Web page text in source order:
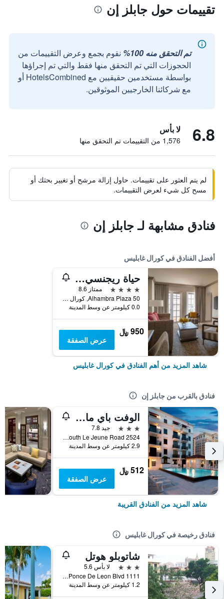
تقييمات حول جابلز إن
تم التحقق منه 100%
نقوم بجمع وعرض التقييمات من
الحجوزات التي تم التحقق منها فقط والتي تم إجراؤها
بواسطة مستخدمين حقيقيين مع HotelsCombined أو
مع شركائنا الخارجيين الموثوقين.
6.8 لا بأس
1,576 من التقييمات تم التحقق منها
لم يتم العثور على تقييمات. حاول إزالة مرشح أو تغيير بحثك أو
مسح كل شيء لعرض التقييمات.
فنادق مشابهة لـ جابلز إن
أفضل الفنادق في كورال غابليس
حياة ريجنسي كورال غيبيلز إن ميامي
4 نجوم
ممتاز 8.6
50 Alhambra Plaza, كورال غابليس, FL, الولايات المتحدة الأميريكية
0.0 كيلومتر عن وسط المدينة
950 ﷼
عرض الصفقة
شاهد المزيد من أهم الفنادق في كورال غابليس
فنادق بالقرب من جابلز إن
الوفت باي ماريوت كورال جابليز
3 نجوم
جيد 7.8
2524 South Le Jeune Road, كورال غابليس, FL, الولايات المتحدة الأميريكية
2.9 كيلومتر عن وسط المدينة
512 ﷼
عرض الصفقة
شاهد المزيد من الفنادق القريبة
فنادق رخيصة في كورال غابليس
شاتوبلو هوتل
3 نجوم
لا بأس 5.6
1111 Ponce De Leon Blvd, كورال غابليس, FL, الولايات المتحدة الأميريكية
1.2 كيلومتر عن وسط المدينة